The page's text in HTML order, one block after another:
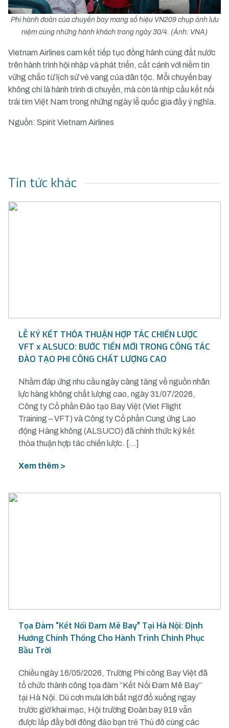
Phi hành đoàn của chuyến bay mang số hiệu VN209 chụp ảnh lưu
niệm cùng những hành khách trong ngày 30/4. (Ảnh: VNA)
Vietnam Airlines cam kết tiếp tục đồng hành cùng đất nước
trên hành trình hội nhập và phát triển, cất cánh với niềm tin
vững chắc từ lịch sử vẻ vang của dân tộc. Mỗi chuyến bay
không chỉ là hành trình di chuyển, mà còn là nhịp cầu kết nối
trái tim Việt Nam trong những ngày lễ quốc gia đầy ý nghĩa.
Nguồn: Spirit Vietnam Airlines
Tin tức khác
LỄ KÝ KẾT THỎA THUẬN HỢP TÁC CHIẾN LƯỢC
VFT x ALSUCO: BƯỚC TIẾN MỚI TRONG CÔNG TÁC
ĐÀO TẠO PHI CÔNG CHẤT LƯỢNG CAO
Nhằm đáp ứng nhu cầu ngày càng tăng về nguồn nhân
lực hàng không chất lượng cao, ngày 31/07/2026,
Công ty Cổ phần Đào tạo Bay Việt (Viet Flight
Training – VFT) và Công ty Cổ phần Cung ứng Lao
động Hàng không (ALSUCO) đã chính thức ký kết
thỏa thuận hợp tác chiến lược. […]
Xem thêm >
Tọa Đàm “Kết Nối Đam Mê Bay” Tại Hà Nội: Định
Hướng Chính Thống Cho Hành Trình Chinh Phục
Bầu Trời
Chiều ngày 16/05/2026, Trường Phi công Bay Việt đã
tổ chức thành công tọa đàm “Kết Nối Đam Mê Bay”
tại Hà Nội. Dù cơn mưa lớn bất ngờ đổ xuống ngay
trước giờ khai mạc, Hội trường Đoàn bay 919 vẫn
được lấp đầy bởi đông đảo bạn trẻ Thủ đô cùng các